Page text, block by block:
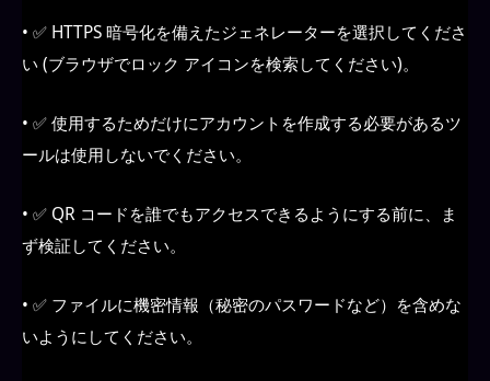
• ✅ HTTPS 暗号化を備えたジェネレーターを選択してくださ
い (ブラウザでロック アイコンを検索してください)。
• ✅ 使用するためだけにアカウントを作成する必要があるツ
ールは使用しないでください。
• ✅ QR コードを誰でもアクセスできるようにする前に、ま
ず検証してください。
• ✅ ファイルに機密情報（秘密のパスワードなど）を含めな
いようにしてください。